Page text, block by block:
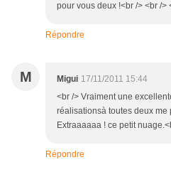
pour vous deux !<br /> <br />
Répondre
M Migui 17/11/2011 15:44
<br /> Vraiment une
réalisationsà toutes deux
Extraaaaaa ! ce petit
Répondre